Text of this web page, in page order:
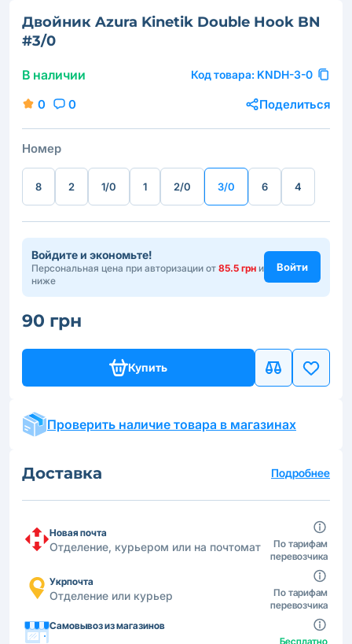
Двойник Azura Kinetik Double Hook BN
#3/0
В наличии Код товара: KNDH-3-0
0 0 Поделиться
Номер
8 2 1/0 1 2/0 3/0 6 4
Войдите и экономьте!
Персональная цена при авторизации от 85.5 грн и
ниже
Войти
90 грн
Купить
Проверить наличие товара в магазинах
Доставка Подробнее
Новая почта
Отделение, курьером или на почтомат
По тарифам
перевозчика
Укрпочта
Отделение или курьер
По тарифам
перевозчика
Самовывоз из магазинов
Бесплатно